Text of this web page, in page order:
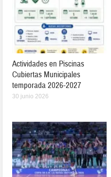
Actividades en Piscinas
Cubiertas Municipales
temporada 2026-2027
30 junio 2026